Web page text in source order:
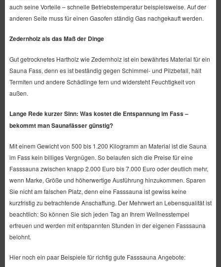
auch seine Vorteile – schnelle Betriebstemperatur beispielsweise. Auf der
anderen Seite muss für einen Gasofen ständig Gas nachgekauft werden.
Zedernholz als das Maß der Dinge
Gut getrocknetes Hartholz wie Zedernholz ist ein bewährtes Material für ein
Sauna Fass, denn es ist beständig gegen Schimmel- und Pilzbefall, hält
Termiten und andere Schädlinge fern und widersteht Feuchtigkeit von
außen.
Lange Rede kurzer Sinn: Was kostet die Entspannung im Fass –
bekommt manSaunafässer günstig?
Mit einem Gewicht von 500 bis 1.200 Kilogramm an Material ist die Sauna
im Fass kein billiges Vergnügen. So belaufen sich die Preise für eine
Fasssauna zwischen knapp 2.000 Euro bis 7.000 Euro oder deutlich mehr,
wenn Marke, Größe und höherwertige Ausführung hinzukommen. Sparen
Sie nicht am falschen Platz, denn eine Fasssauna ist gewiss keine
kurzfristig zu betrachtende Anschaffung. Der Mehrwert an Lebensqualität ist
beachtlich: So können Sie sich jeden Tag an Ihrem Wellnesstempel
erfreuen und werden mit entspannten Stunden in der eigenen Fasssauna
belohnt.
Hier noch ein paar Beispiele für richtig gute Fasssauna Angebote: